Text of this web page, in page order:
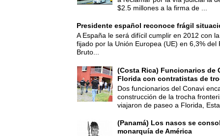
$2.5 millones a la firma de ...
Presidente español reconoce frágil
A España le será difícil cumplir en 2012 con
fijado por la Unión Europea (UE) en 6,3% del
Bruto...
(Costa Rica) Funcionarios de
Florida con contratistas de
Dos funcionarios del Conavi
construcción de la trocha
viajaron de paseo a Florida,
(Panamá) Los nasos se
monarquía de América